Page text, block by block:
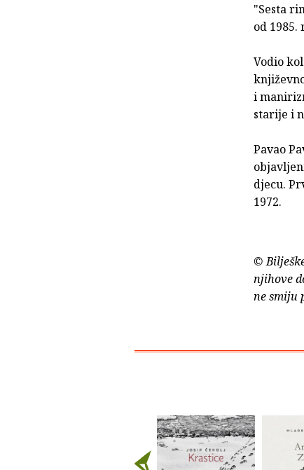
"Sesta
od
Vodio
i
starije i
Pavao
djecu.
1972.
©
njihove
ne smiju